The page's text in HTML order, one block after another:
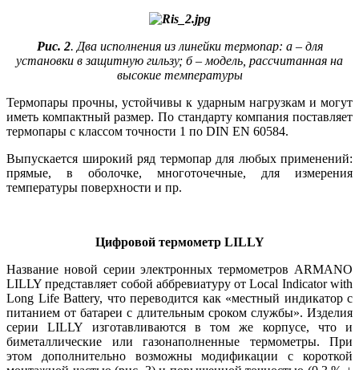
Рис. 2. Два исполнения из линейки термопар: а – для
установки в защитную гильзу; б – модель, рассчитанная на
высокие температуры
Термопары прочны, устойчивы к ударным нагрузкам и могут
иметь компактный размер. По стандарту компания поставляет
термопары с классом точности 1 по DIN EN 60584.
Выпускается широкий ряд термопар для любых применений:
прямые, в оболочке, многоточечные, для измерения
температуры поверхности и пр.
Цифровой термометр LILLY
Название новой серии электронных термометров ARMANO
LILLY представляет собой аббревиатуру от Local Indicator with
Long Life Battery, что переводится как «местный индикатор с
питанием от батареи с длительным сроком службы». Изделия
серии LILLY изготавливаются в том же корпусе, что и
биметаллические или газонаполненные термометры. При
этом дополнительно возможны модификации с короткой